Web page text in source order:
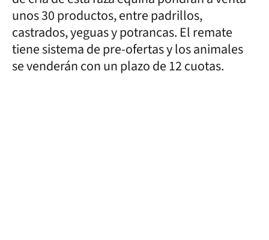
unos 30 productos, entre padrillos,
castrados, yeguas y potrancas. El remate
tiene sistema de pre-ofertas y los animales
se venderán con un plazo de 12 cuotas.